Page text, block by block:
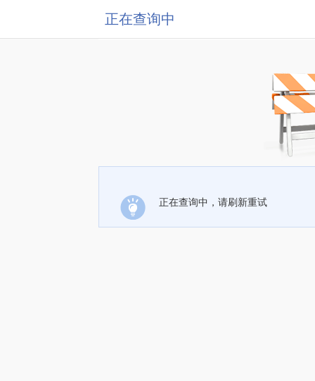
正在查询中
正在查询中，请刷新重试